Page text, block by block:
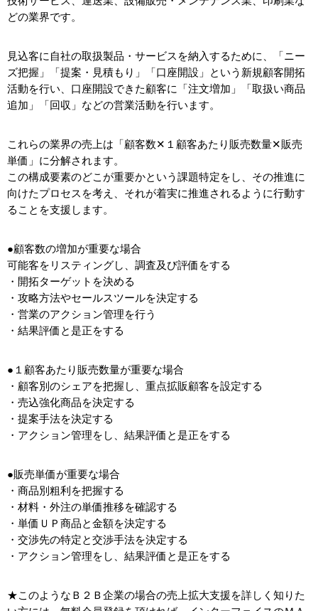
どの業界です。
見込客に自社の取扱製品・サービスを納入するために、「ニー
ズ把握」「提案・見積もり」「口座開設」という新規顧客開拓
活動を行い、口座開設できた顧客に「注文増加」「取扱い商品
追加」「回収」などの営業活動を行います。
これらの業界の売上は「顧客数✕１顧客あたり販売数量✕販売
単価」に分解されます。
この構成要素のどこが重要かという課題特定をし、その推進に
向けたプロセスを考え、それが着実に推進されるように行動す
ることを支援します。
●顧客数の増加が重要な場合
可能客をリスティングし、調査及び評価をする
・開拓ターゲットを決める
・攻略方法やセールスツールを決定する
・営業のアクション管理を行う
・結果評価と是正をする
●１顧客あたり販売数量が重要な場合
・顧客別のシェアを把握し、重点拡販顧客を設定する
・売込強化商品を決定する
・提案手法を決定する
・アクション管理をし、結果評価と是正をする
●販売単価が重要な場合
・商品別粗利を把握する
・材料・外注の単価推移を確認する
・単価ＵＰ商品と金額を決定する
・交渉先の特定と交渉手法を決定する
・アクション管理をし、結果評価と是正をする
★このようなＢ２Ｂ企業の場合の売上拡大支援を詳しく知りた